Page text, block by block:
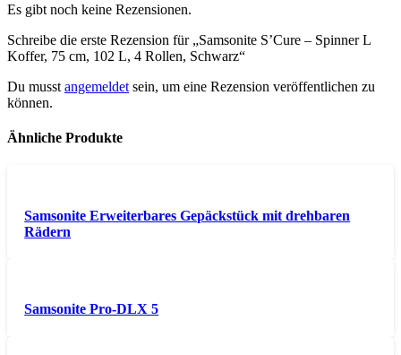
Es gibt noch keine Rezensionen.
Schreibe die erste Rezension für „Samsonite S’Cure – Spinner L
Koffer, 75 cm, 102 L, 4 Rollen, Schwarz“
Du musst angemeldet sein, um eine Rezension veröffentlichen zu
können.
Ähnliche Produkte
Samsonite Erweiterbares Gepäckstück mit drehbaren
Rädern
Samsonite Pro-DLX 5